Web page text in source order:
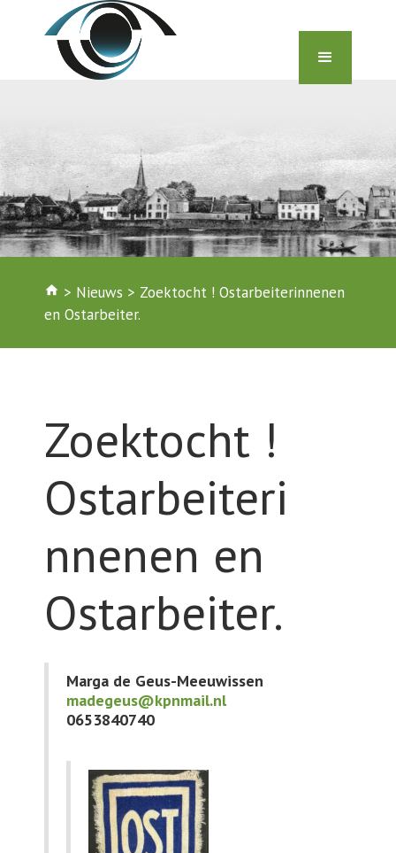
home > Nieuws > Zoektocht ! Ostarbeiterinnenen
en Ostarbeiter.
Zoektocht !
Ostarbeiteri
nnenen en
Ostarbeiter.
Marga de Geus-Meeuwissen
madegeus@kpnmail.nl
0653840740